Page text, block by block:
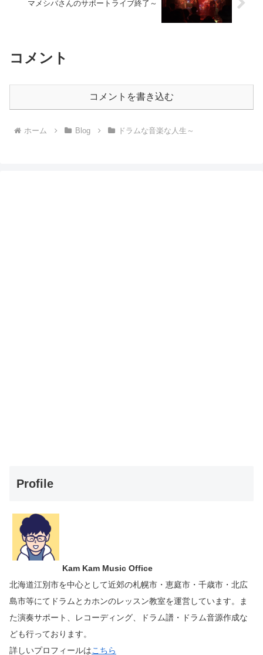
マメシバさんのサポートライブ終了～
コメント
コメントを書き込む
ホーム Blog ドラムな音楽な人生～
Profile
Kam Kam Music Office
北海道江別市を中心として近郊の札幌市・恵庭市・千歳市・北広
島市等にて ドラムとカホンのレッスン教室を運営しています。
ま
た演奏サポート、レコーディング、ドラム譜・ドラム音源作成な
ども行っております。
詳しいプロフィールはこちら